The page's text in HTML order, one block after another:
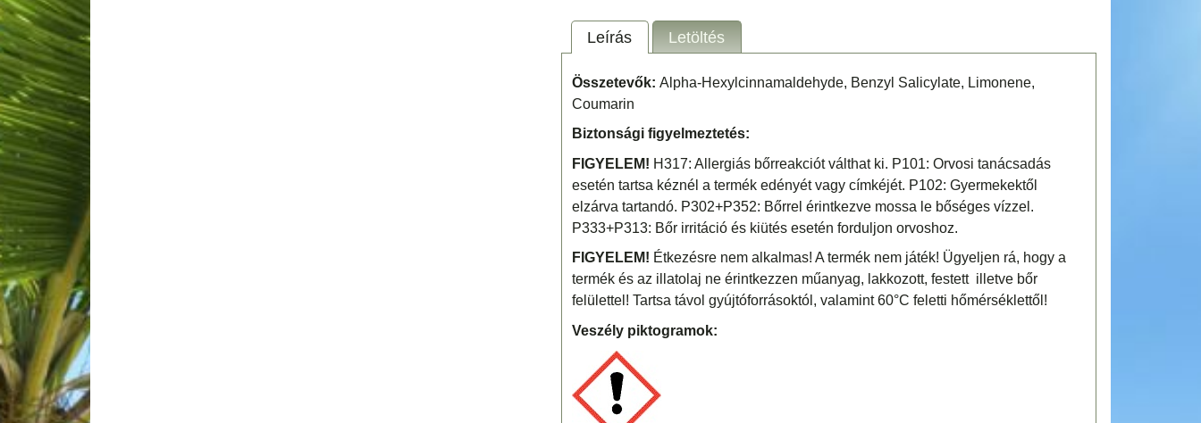
Leírás Letöltés
Összetevők: Alpha-Hexylcinnamaldehyde, Benzyl Salicylate, Limonene,
Coumarin
Biztonsági figyelmeztetés:
FIGYELEM! H317: Allergiás bőrreakciót válthat ki. P101: Orvosi tanácsadás
esetén tartsa kéznél a termék edényét vagy címkéjét. P102: Gyermekektől
elzárva tartandó. P302+P352: Bőrrel érintkezve mossa le bőséges vízzel.
P333+P313: Bőr irritáció és kiütés esetén forduljon orvoshoz.
FIGYELEM! Étkezésre nem alkalmas! A termék nem játék! Ügyeljen rá, hogy a
termék és az illatolaj ne érintkezzen műanyag, lakkozott, festett illetve bőr
felülettel! Tartsa távol gyújtóforrásoktól, valamint 60°C feletti hőmérséklettől!
Veszély piktogramok: